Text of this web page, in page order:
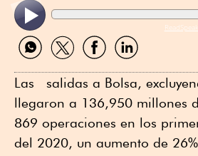
Compartir
por
Compartir
por
Compartir
por
Compartir
por
Las salidas a Bolsa,
llegaron a 136,950 millones
869 operaciones en los
del 2020, un aumento de